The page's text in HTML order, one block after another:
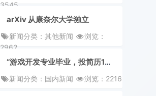
3545
arXiv 从康奈尔大学独立
新闻分类：其他新闻
浏览：
2962
“游戏开发专业毕业，投简历100家公司没人理”，新人抱怨：太打击人了！
新闻分类：国内新闻
浏览：2216